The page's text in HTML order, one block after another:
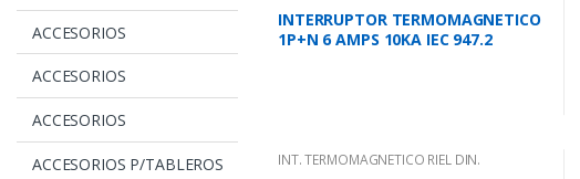
ACCESORIOS
ACCESORIOS
ACCESORIOS
ACCESORIOS P/TABLEROS
INTERRUPTOR TERMOMAGNETICO
1P+N 6 AMPS 10KA IEC 947.2
INT. TERMOMAGNETICO RIEL DIN.